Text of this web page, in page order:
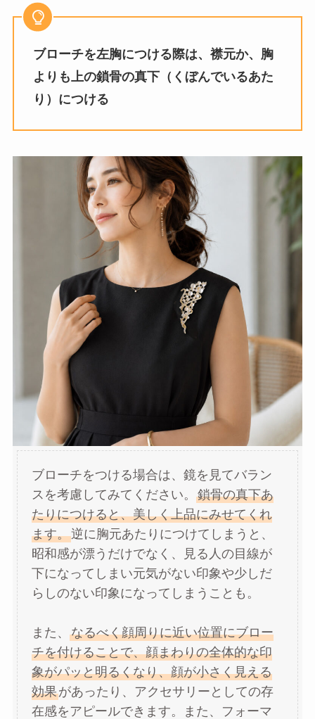
ブローチを左胸につける際は、襟元か、胸
よりも上の鎖骨の真下（くぼんでいるあた
り）につける
ブローチをつける場合は、鏡を見てバラン
スを考慮してみてください。 鎖骨の真下あ
たりにつけると、美しく上品にみせてくれ
ます。逆に胸元あたりにつけてしまうと、
昭和感が漂うだけでなく、見る人の目線が
下になってしまい元気がない印象や少しだ
らしのない印象になってしまうことも。
また、 なるべく顔周りに近い位置にブロー
チを付けることで、顔まわりの全体的な印
象がパッと明るくなり、顔が小さく見える
効果があったり、アクセサリーとしての存
在感をアピールできます。また、フォーマ